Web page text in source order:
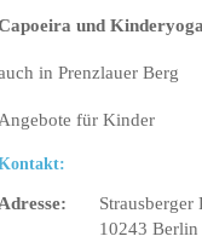
und Kinderyoga
in Prenzlauer Berg
Angebote für Kinder
Adresse:
Strausberger
10243